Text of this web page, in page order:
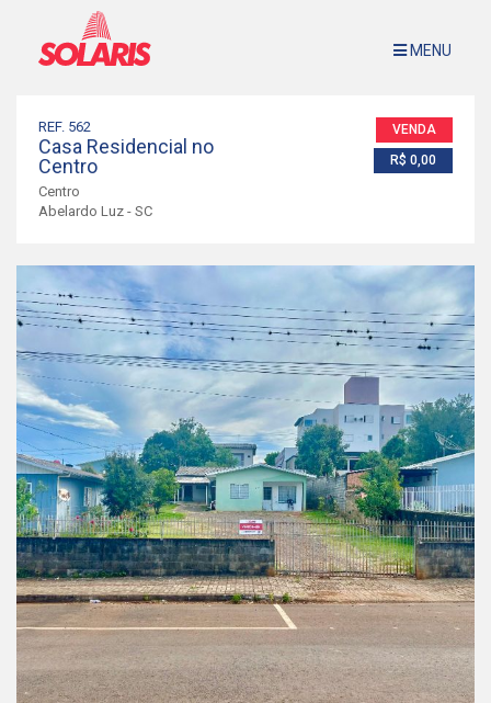
MENU
Imóveis à Venda
Avalie Seu Imóvel
Contato
REF. 562
Casa Residencial no
Centro
Centro
Abelardo Luz - SC
VENDA
R$ 0,00